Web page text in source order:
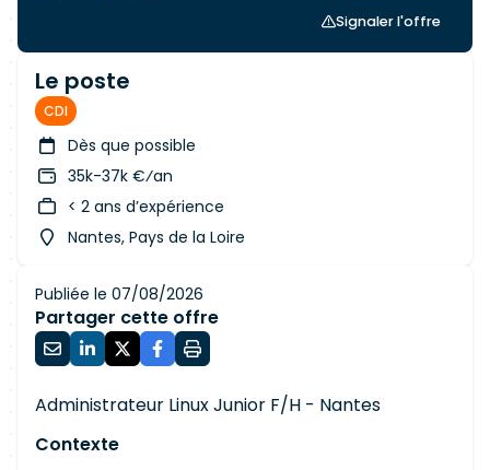
Signaler l'offre
Le poste
CDI
Dès que possible
35k-37k €⁄an
< 2 ans d’expérience
Nantes, Pays de la Loire
Publiée le 07/08/2026
Partager cette offre
Administrateur Linux Junior F/H - Nantes
Contexte